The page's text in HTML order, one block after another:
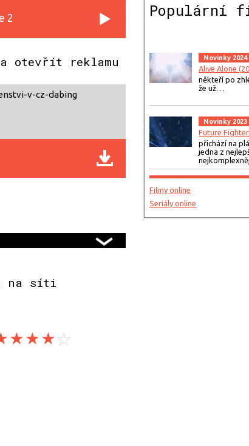
2
otevřít reklamu
v-cz-dabing
na síti
Populární
Novinky 2024
Alive Alone
někteří po
že už…
Novinky 2023
Future
přichází na
jedna z
Filmy online
Seriály online